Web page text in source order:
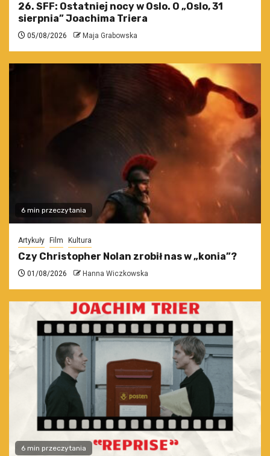
26. SFF: Ostatniej nocy w Oslo. O „Oslo, 31
sierpnia” Joachima Triera
05/08/2026 Maja Grabowska
6 min przeczytania
Artykuły Film Kultura
Czy Christopher Nolan zrobił nas w „konia”?
01/08/2026 Hanna Wiczkowska
6 min przeczytania